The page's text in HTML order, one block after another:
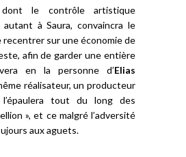
le contrôle artistique
à Saura, convaincra le
recentrer sur une économie de
afin de garder une entière
en la personne d’Elias
réalisateur, un producteur
l’épaulera tout du long des
», et ce malgré l’adversité
aux aguets.